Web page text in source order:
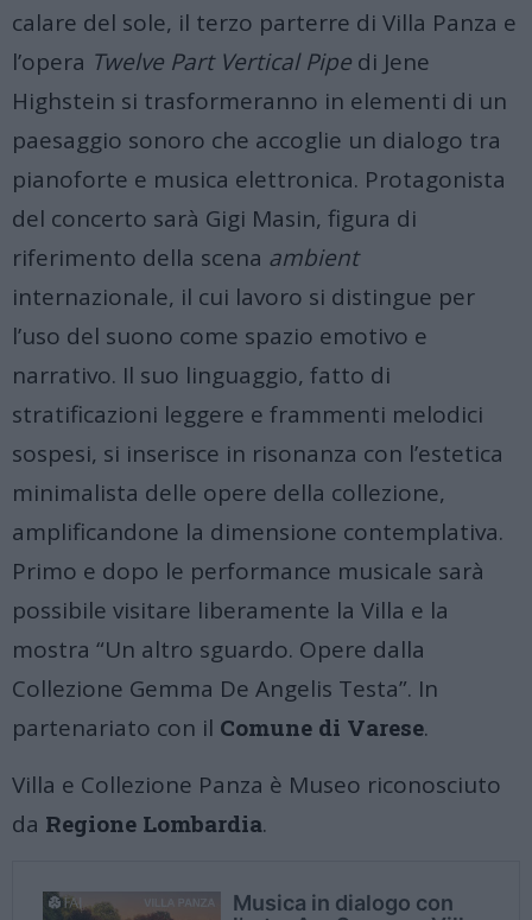
calare del sole, il terzo parterre di Villa Panza e
l’opera Twelve Part Vertical Pipe di Jene
Highstein si trasformeranno in elementi di un
paesaggio sonoro che accoglie un dialogo tra
pianoforte e musica elettronica. Protagonista
del concerto sarà Gigi Masin, figura di
riferimento della scena ambient
internazionale, il cui lavoro si distingue per
l’uso del suono come spazio emotivo e
narrativo. Il suo linguaggio, fatto di
stratificazioni leggere e frammenti melodici
sospesi, si inserisce in risonanza con l’estetica
minimalista delle opere della collezione,
amplificandone la dimensione contemplativa.
Primo e dopo le performance musicale sarà
possibile visitare liberamente la Villa e la
mostra “Un altro sguardo. Opere dalla
Collezione Gemma De Angelis Testa”. In
partenariato con il Comune di Varese.
Villa e Collezione Panza è Museo riconosciuto
da Regione Lombardia.